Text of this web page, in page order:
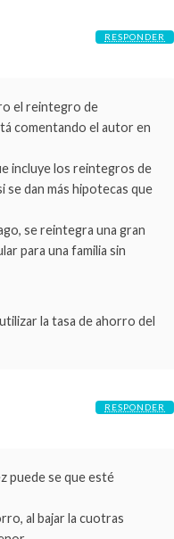
el reintegro de
comentando el autor en
incluye los reintegros de
se dan más hipotecas que
se reintegra una gran
para una familia sin
la tasa de ahorro del
RESPONDER
puede se que esté
al bajar la cuotras
RESPONDER